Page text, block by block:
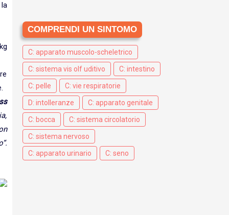
COMPRENDI UN SINTOMO
C: apparato muscolo-scheletrico
C: sistema vis olf uditivo C: intestino
C: pelle C: vie respiratorie
D: intolleranze C: apparato genitale
C: bocca C: sistema circolatorio
C: sistema nervoso
C: apparato urinario C: seno